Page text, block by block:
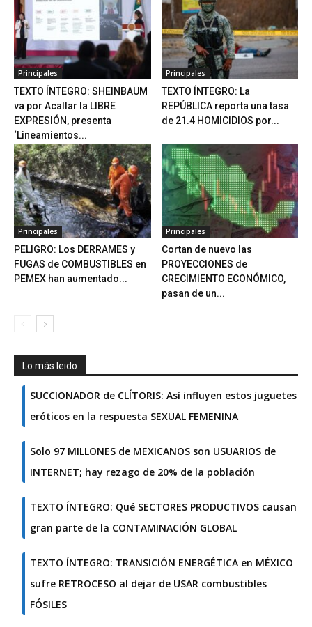
Principales
TEXTO ÍNTEGRO: SHEINBAUM
va por Acallar la LIBRE
EXPRESIÓN, presenta
‘Lineamientos...
Principales
TEXTO ÍNTEGRO: La
REPÚBLICA reporta una tasa
de 21.4 HOMICIDIOS por...
Principales
PELIGRO: Los DERRAMES y
FUGAS de COMBUSTIBLES en
PEMEX han aumentado...
Principales
Cortan de nuevo las
PROYECCIONES de
CRECIMIENTO ECONÓMICO,
pasan de un...
Lo más leido
SUCCIONADOR de CLÍTORIS: Así influyen estos juguetes
eróticos en la respuesta SEXUAL FEMENINA
Solo 97 MILLONES de MEXICANOS son USUARIOS de
INTERNET; hay rezago de 20% de la población
TEXTO ÍNTEGRO: Qué SECTORES PRODUCTIVOS causan
gran parte de la CONTAMINACIÓN GLOBAL
TEXTO ÍNTEGRO: TRANSICIÓN ENERGÉTICA en MÉXICO
sufre RETROCESO al dejar de USAR combustibles
FÓSILES